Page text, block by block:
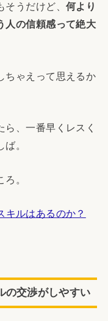
うだけど、 何より
人の信頼感って絶大
ちゃえって思えるか
、一番早くレスく
。
。
キルはあるのか？
の交渉がしやすい